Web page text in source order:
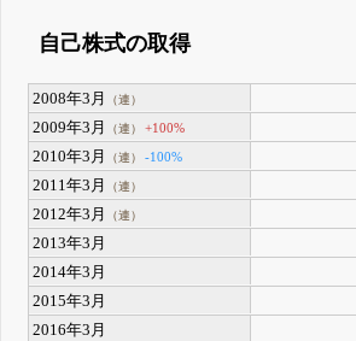
自己株式の取得
2008年3月 （連）
2009年3月
（連） +100%
2010年3月
（連） -100%
2011年3月
（連）
2012年3月
（連）
2013年3月
2014年3月
2015年3月
2016年3月